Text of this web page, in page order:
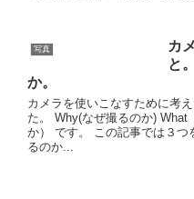
写真
カ
と
か。
カメラを使いこなすために考
た。 Why(なぜ撮るのか) What
か） です。 この記事では３
るのか...